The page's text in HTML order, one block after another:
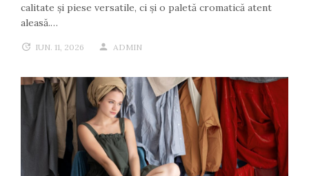
calitate și piese versatile, ci și o paletă cromatică atent
aleasă.…
IUN. 11, 2026 ADMIN